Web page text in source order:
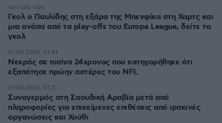
Γκολ ο Παυλίδης στη εξάρα της Μπενφίκα στη Χαρτς και
μια ανάσα από τα play-offs του Europa League, δείτε τα
γκολ
πριν μία ώρα
Νεκρός σε πισίνα 24χρονος που κατηγορήθηκε ότι
εξαπάτησε πρώην αστέρες του NFL
07.08.2026, 01:44
Συναγερμός στη Σαουδική Αραβία μετά από
πληροφορίες για επικείμενες επιθέσεις από ιρακινές
οργανώσεις και Χούθι
07.08.2026, 01:21